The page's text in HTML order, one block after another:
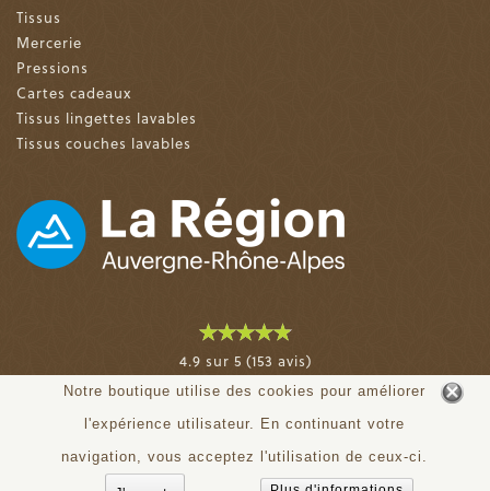
Notre boutique utilise des cookies pour améliorer
l'expérience utilisateur. En continuant votre
navigation, vous acceptez l'utilisation de ceux-ci.
Tissus
Mercerie
Pressions
Cartes cadeaux
Tissus lingettes lavables
Tissus couches lavables
4.9 sur 5 (153 avis)
© tiloudou.fr - Tous droits réservés